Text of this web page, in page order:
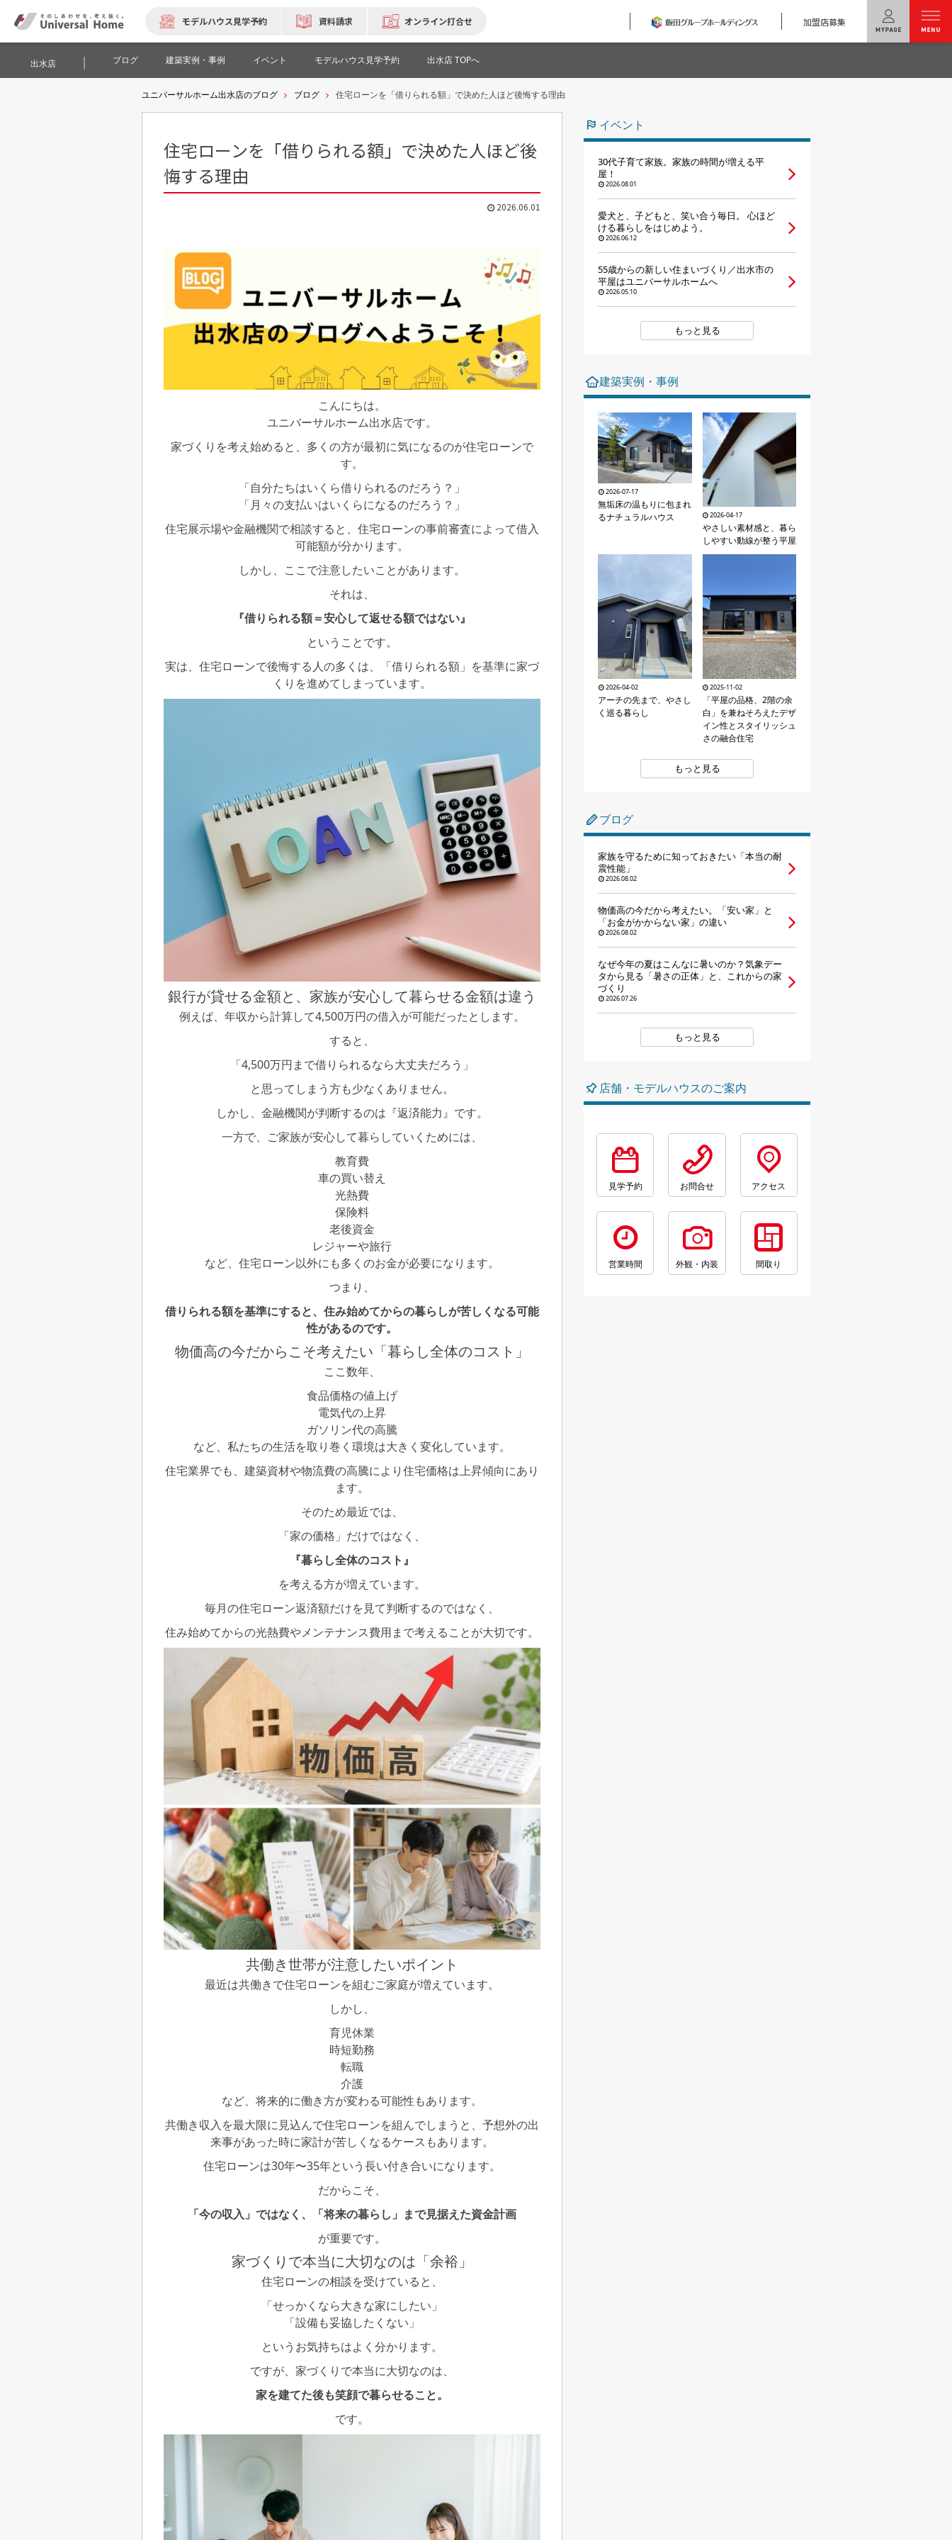
モデルハウス見学予約 資料請求 オンライン打合せ 加盟店募集
テクノロジー
建築実例
モデルハウス 検索・見学予約
シミュレー ション
キャンペーン・コラボ情報
家づくりの知識
出水店 ブログ 建築実例・事例 イベント モデルハウス見学予約 出水店 TOPへ
ユニバーサルホーム出水店のブログ ブログ 住宅ローンを「借りられる額」で決めた人ほど後悔する理由
住宅ローンを「借りられる額」で決めた人ほど後
悔する理由
2026.06.01
こんにちは。
ユニバーサルホーム出水店です。
家づくりを考え始めると、多くの方が最初に気になるのが住宅ローンで
す。
「自分たちはいくら借りられるのだろう？」
「月々の支払いはいくらになるのだろう？」
住宅展示場や金融機関で相談すると、住宅ローンの事前審査によって借入
可能額が分かります。
しかし、ここで注意したいことがあります。
それは、
『借りられる額＝安心して返せる額ではない』
ということです。
実は、住宅ローンで後悔する人の多くは、「借りられる額」を基準に家づ
くりを進めてしまっています。
銀行が貸せる金額と、家族が安心して暮らせる金額は違う
例えば、年収から計算して4,500万円の借入が可能だったとします。
すると、
「4,500万円まで借りられるなら大丈夫だろう」
と思ってしまう方も少なくありません。
しかし、金融機関が判断するのは『返済能力』です。
一方で、ご家族が安心して暮らしていくためには、
教育費
車の買い替え
光熱費
保険料
老後資金
レジャーや旅行
など、住宅ローン以外にも多くのお金が必要になります。
つまり、
借りられる額を基準にすると、住み始めてからの暮らしが苦しくなる可能
性があるのです。
物価高の今だからこそ考えたい「暮らし全体のコスト」
ここ数年、
食品価格の値上げ
電気代の上昇
ガソリン代の高騰
など、私たちの生活を取り巻く環境は大きく変化しています。
住宅業界でも、建築資材や物流費の高騰により住宅価格は上昇傾向にあり
ます。
そのため最近では、
「家の価格」だけではなく、
『暮らし全体のコスト』
を考える方が増えています。
毎月の住宅ローン返済額だけを見て判断するのではなく、
住み始めてからの光熱費やメンテナンス費用まで考えることが大切です。
共働き世帯が注意したいポイント
最近は共働きで住宅ローンを組むご家庭が増えています。
しかし、
育児休業
時短勤務
転職
介護
など、将来的に働き方が変わる可能性もあります。
共働き収入を最大限に見込んで住宅ローンを組んでしまうと、予想外の出
来事があった時に家計が苦しくなるケースもあります。
住宅ローンは30年〜35年という長い付き合いになります。
だからこそ、
「今の収入」ではなく、「将来の暮らし」まで見据えた資金計画
が重要です。
家づくりで本当に大切なのは「余裕」
住宅ローンの相談を受けていると、
「せっかくなら大きな家にしたい」
「設備も妥協したくない」
というお気持ちはよく分かります。
ですが、家づくりで本当に大切なのは、
家を建てた後も笑顔で暮らせること。
です。
イベント
30代子育て家族。家族の時間が増える平
屋！
2026.08.01
愛犬と、子どもと、笑い合う毎日。 心ほど
ける暮らしをはじめよう。
2026.06.12
55歳からの新しい住まいづくり／出水市の
平屋はユニバーサルホームへ
2026.05.10
もっと見る
建築実例・事例
2026-07-17
無垢床の温もりに包まれ
るナチュラルハウス
2026-04-17
やさしい素材感と、暮ら
しやすい動線が整う平屋
2026-04-02
アーチの先まで、やさし
く巡る暮らし
2025-11-02
「平屋の品格、2階の余
白」を兼ねそろえたデザ
イン性とスタイリッシュ
さの融合住宅
もっと見る
ブログ
家族を守るために知っておきたい「本当の耐
震性能」
2026.08.02
物価高の今だから考えたい。「安い家」と
「お金がかからない家」の違い
2026.08.02
なぜ今年の夏はこんなに暑いのか？気象デー
タから見る「暑さの正体」と、これからの家
づくり
2026.07.26
もっと見る
店舗・モデルハウスのご案内
見学予約 お問合せ アクセス
営業時間 外観・内装 間取り